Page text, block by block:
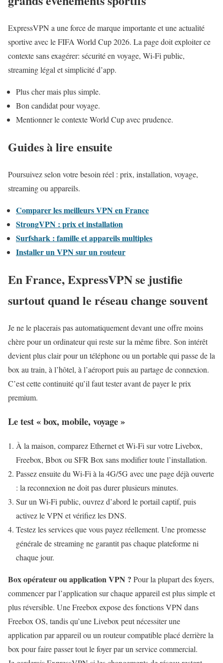
ExpressVPN a une force de marque importante et une actualité
sportive avec le FIFA World Cup 2026. La page doit exploiter ce
contexte sans exagérer: sécurité en voyage, Wi-Fi public,
streaming légal et simplicité d’app.
Plus cher mais plus simple.
Bon candidat pour voyage.
Mentionner le contexte World Cup avec prudence.
Guides à lire ensuite
Poursuivez selon votre besoin réel : prix, installation, voyage,
streaming ou appareils.
Comparer les meilleurs VPN en France
StrongVPN : prix et installation
Surfshark : famille et appareils multiples
Installer un VPN sur un routeur
En France, ExpressVPN se justifie
surtout quand le réseau change souvent
Je ne le placerais pas automatiquement devant une offre moins
chère pour un ordinateur qui reste sur la même fibre. Son intérêt
devient plus clair pour un téléphone ou un portable qui passe de la
box au train, à l’hôtel, à l’aéroport puis au partage de connexion.
C’est cette continuité qu’il faut tester avant de payer le prix
premium.
Le test « box, mobile, voyage »
À la maison, comparez Ethernet et Wi-Fi sur votre Livebox,
Freebox, Bbox ou SFR Box sans modifier toute l’installation.
Passez ensuite du Wi-Fi à la 4G/5G avec une page déjà ouverte
: la reconnexion ne doit pas durer plusieurs minutes.
Sur un Wi-Fi public, ouvrez d’abord le portail captif, puis
activez le VPN et vérifiez les DNS.
Testez les services que vous payez réellement. Une promesse
générale de streaming ne garantit pas chaque plateforme ni
chaque jour.
Box opérateur ou application VPN ? Pour la plupart des foyers,
commencer par l’application sur chaque appareil est plus simple et
plus réversible. Une Freebox expose des fonctions VPN dans
Freebox OS, tandis qu’une Livebox peut nécessiter une
application par appareil ou un routeur compatible placé derrière la
box pour faire passer tout le foyer par un service commercial.